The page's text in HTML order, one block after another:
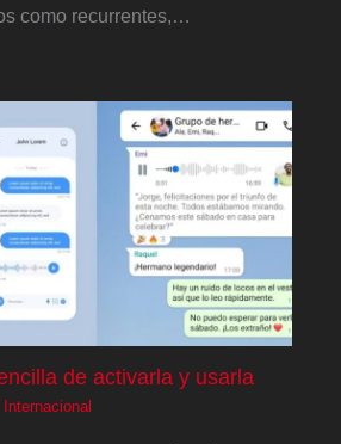
como recurrentes,…
de activarla y usarla
Internacional